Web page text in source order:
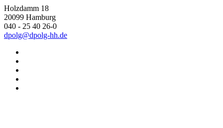
Holzdamm 18
20099 Hamburg
040 - 25 40 26-0
dpolg@dpolg-hh.de